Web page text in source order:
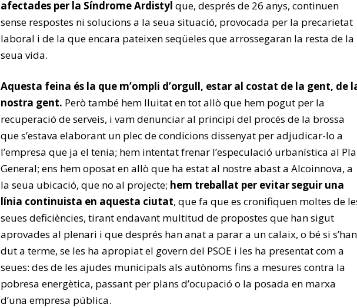
afectades per la Síndrome Ardistyl que, després de 26 anys, continuen
sense respostes ni solucions a la seua situació, provocada per la precarietat
laboral i de la que encara pateixen seqüeles que arrossegaran la resta de la
seua vida.
Aquesta feina és la que m’ompli d’orgull, estar al costat de la gent, de
nostra gent. Però també hem lluitat en tot allò que hem pogut per la
recuperació de serveis, i vam denunciar al principi del procés de la brossa
que s’estava elaborant un plec de condicions dissenyat per adjudicar-lo a
l’empresa que ja el tenia; hem intentat frenar l’especulació urbanística al Pla
General; ens hem oposat en allò que ha estat al nostre abast a Alcoinnova, a
la seua ubicació, que no al projecte; hem treballat per evitar seguir una
línia continuista en aquesta ciutat, que fa que es cronifiquen moltes de
seues deficiències, tirant endavant multitud de propostes que han sigut
aprovades al plenari i que després han anat a parar a un calaix, o bé si s’han
dut a terme, se les ha apropiat el govern del PSOE i les ha presentat com a
seues: des de les ajudes municipals als autònoms fins a mesures contra la
pobresa energètica, passant per plans d’ocupació o la posada en marxa
d’una empresa pública.